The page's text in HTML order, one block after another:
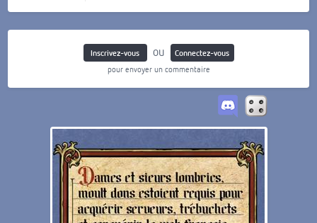
Inscrivez-vous ou
Connectez-vous
pour envoyer un commentaire